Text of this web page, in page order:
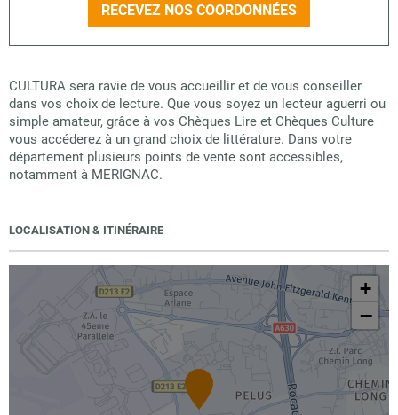
RECEVEZ NOS COORDONNÉES
CULTURA sera ravie de vous accueillir et de vous conseiller
dans vos choix de lecture. Que vous soyez un lecteur aguerri ou
simple amateur, grâce à vos Chèques Lire et Chèques Culture
vous accéderez à un grand choix de littérature. Dans votre
département plusieurs points de vente sont accessibles,
notamment à MERIGNAC.
LOCALISATION & ITINÉRAIRE
+
−